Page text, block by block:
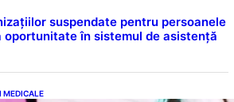
suspendate pentru persoanele
oportunitate în sistemul de asistență
MEDICALE